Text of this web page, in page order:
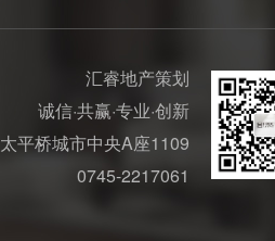
汇睿地产策划
诚信·共赢·专业·创新
平桥城市中央A座1109
0745-2217061